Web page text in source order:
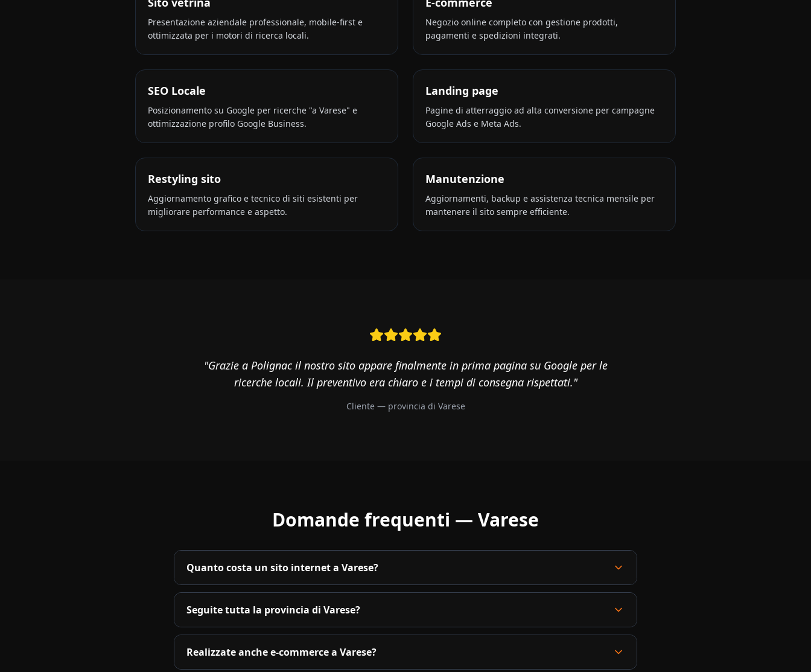
Presentazione aziendale professionale, mobile-first e
ottimizzata per i motori di ricerca locali.
Negozio online completo con gestione prodotti,
pagamenti e spedizioni integrati.
SEO Locale
Posizionamento su Google per ricerche "a Varese" e
ottimizzazione profilo Google Business.
Landing page
Pagine di atterraggio ad alta conversione per campagne
Google Ads e Meta Ads.
Restyling sito
Aggiornamento grafico e tecnico di siti esistenti per
migliorare performance e aspetto.
Manutenzione
Aggiornamenti, backup e assistenza tecnica mensile per
mantenere il sito sempre efficiente.
"Grazie a Polignac il nostro sito appare finalmente in prima pagina su Google per le
ricerche locali. Il preventivo era chiaro e i tempi di consegna rispettati."
Cliente — provincia di Varese
Domande frequenti — Varese
Quanto costa un sito internet a Varese?
Seguite tutta la provincia di Varese?
Realizzate anche e-commerce a Varese?